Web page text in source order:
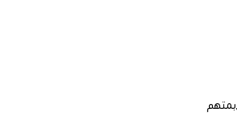
بمتهم